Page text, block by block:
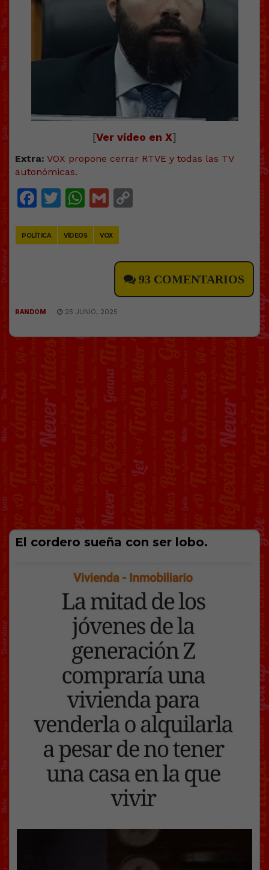
[Ver vídeo en X]
Extra: VOX propone cerrar RTVE y todas las TV
autonómicas.
Facebook
Twitter
WhatsApp
Gmail
POLÍTICA VÍDEOS VOX
93 COMENTARIOS
RANDOM 25 JUNIO, 2025
El cordero sueña con ser lobo.